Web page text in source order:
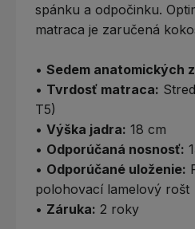
spánku a odpočinku.
matraca je zaručená
• Sedem anatomických
• Tvrdosť matraca:
T5)
• Výška jadra: 18 cm
• Odporúčaná nosnosť:
• Odporúčané uloženie:
polohovací lamelový rošt
• Záruka: 2 roky